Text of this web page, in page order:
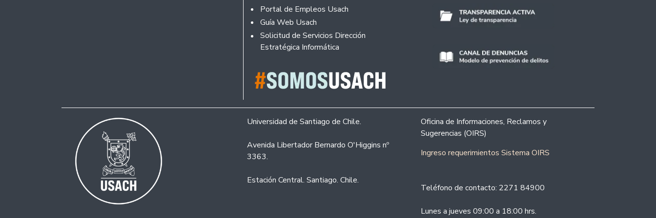
Portal de Empleos Usach
Guía Web Usach
Solicitud de Servicios Dirección
Estratégica Informática
Universidad de Santiago de Chile.
Avenida Libertador Bernardo O'Higgins nº
3363.
Estación Central. Santiago. Chile.
Oficina de Informaciones, Reclamos y
Sugerencias (OIRS)
Ingreso requerimientos Sistema OIRS
Teléfono de contacto: 2271 84900
Lunes a jueves 09:00 a 18:00 hrs.